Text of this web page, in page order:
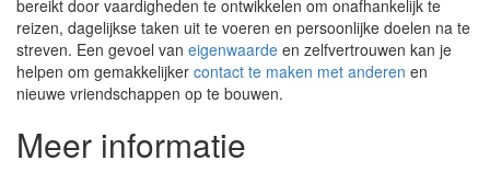
bereikt door vaardigheden te ontwikkelen om onafhankelijk te
reizen, dagelijkse taken uit te voeren en persoonlijke doelen na te
streven. Een gevoel van eigenwaarde en zelfvertrouwen kan je
helpen om gemakkelijker contact te maken met anderen en
nieuwe vriendschappen op te bouwen.
Meer informatie